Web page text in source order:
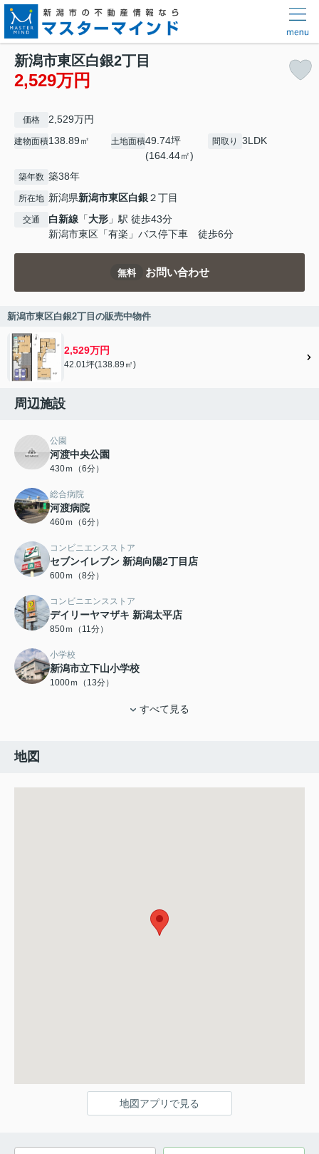
新潟市東区白銀2丁目
2,529万円
価格 2,529万円
建物面積138.89㎡ 土地面積49.74坪
(164.44㎡)
間取り 3LDK
築年数 築38年
所在地 新潟県新潟市東区白銀 ２丁目
交通 白新線 「大形 」駅 徒歩43分
新潟市東区「有楽」バス停下車 徒歩6分
無料 お問い合わせ
新潟市東区白銀2丁目の販売中物件
2,529万円
42.01坪(138.89㎡)
周辺施設
公園
河渡中央公園
430ｍ（6分）
総合病院
河渡病院
460ｍ（6分）
コンビニエンスストア
セブンイレブン 新潟向陽2丁目店
600ｍ（8分）
コンビニエンスストア
デイリーヤマザキ 新潟太平店
850ｍ（11分）
小学校
新潟市立下山小学校
1000ｍ（13分）
すべて見る
地図
地図アプリで見る